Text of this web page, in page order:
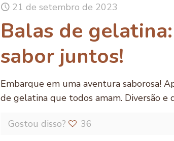
21 de setembro de 2023
Balas de
sabor juntos!
Embarque em uma aventura saborosa!
de gelatina que todos amam. Diversão e
Gostou disso? 36